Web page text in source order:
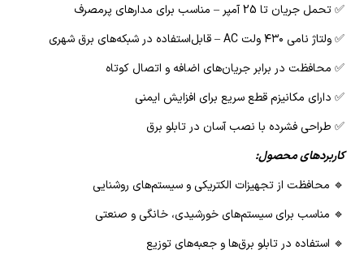
✅ تحمل جریان تا 25 آمپر – مناسب برای مدارهای پرمصرف
✅ ولتاژ نامی ۴۳۰ ولت AC – قابل‌استفاده در شبکه‌های برق شهری
✅ محافظت در برابر جریان‌های اضافه و اتصال کوتاه
✅ دارای مکانیزم قطع سریع برای افزایش ایمنی
✅ طراحی فشرده با نصب آسان در تابلو برق
کاربردهای محصول:
🔹 محافظت از تجهیزات الکتریکی و سیستم‌های روشنایی
🔹 مناسب برای سیستم‌های خورشیدی، خانگی و صنعتی
🔹 استفاده در تابلو برق‌ها و جعبه‌های توزیع